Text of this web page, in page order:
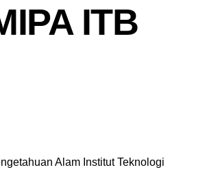
ITB
Alam Institut Teknologi